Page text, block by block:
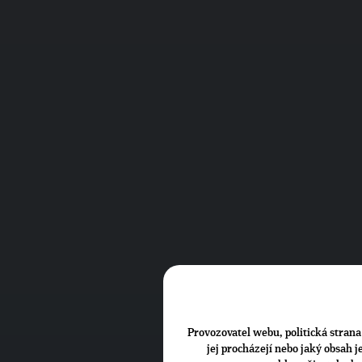
Provozovatel webu, politická
jej procházejí nebo jaký obsah